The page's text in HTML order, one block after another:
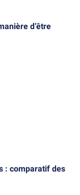
d’être
: comparatif des